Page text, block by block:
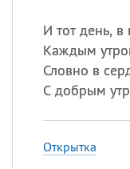
И тот день,
Каждым
Словно в
С добрым
Открытка